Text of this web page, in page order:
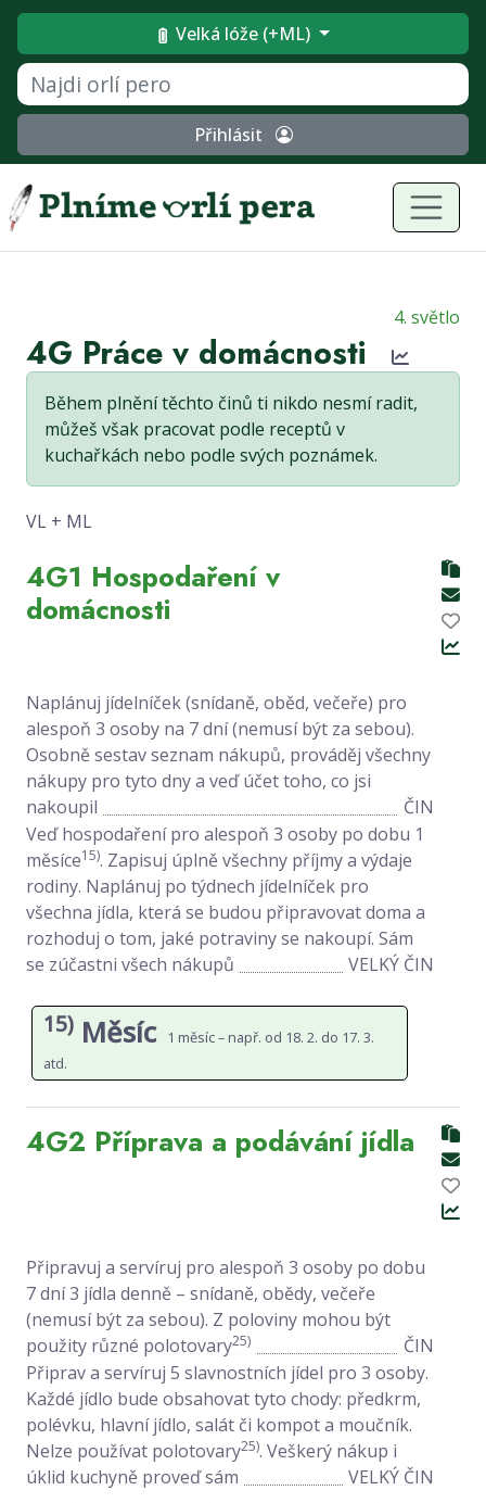
Velká lóže (+ML)
Přihlásit
4. světlo
4G Práce v domácnosti
Během plnění těchto činů ti nikdo nesmí radit,
můžeš však pracovat podle receptů v
kuchařkách nebo podle svých poznámek.
VL + ML
4G1 Hospodaření v
domácnosti
Naplánuj jídelníček (snídaně, oběd, večeře) pro
alespoň 3 osoby na 7 dní (nemusí být za sebou).
Osobně sestav seznam nákupů, prováděj všechny
nákupy pro tyto dny a veď účet toho, co jsi
nakoupil
ČIN
Veď hospodaření pro alespoň 3 osoby po dobu 1
měsíce15). Zapisuj úplně všechny příjmy a výdaje
rodiny. Naplánuj po týdnech jídelníček pro
všechna jídla, která se budou připravovat doma a
rozhoduj o tom, jaké potraviny se nakoupí. Sám
se zúčastni všech nákupů
VELKÝ ČIN
15) Měsíc
1 měsíc – např. od 18. 2. do 17. 3.
atd.
4G2 Příprava a podávání jídla
Připravuj a servíruj pro alespoň 3 osoby po dobu
7 dní 3 jídla denně – snídaně, obědy, večeře
(nemusí být za sebou). Z poloviny mohou být
použity různé polotovary25)
ČIN
Připrav a servíruj 5 slavnostních jídel pro 3 osoby.
Každé jídlo bude obsahovat tyto chody: předkrm,
polévku, hlavní jídlo, salát či kompot a moučník.
Nelze používat polotovary25). Veškerý nákup i
úklid kuchyně proveď sám
VELKÝ ČIN